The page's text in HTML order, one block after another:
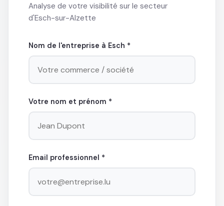
Analyse de votre visibilité sur le secteur
d'Esch-sur-Alzette
Nom de l'entreprise à Esch *
Votre nom et prénom *
Email professionnel *